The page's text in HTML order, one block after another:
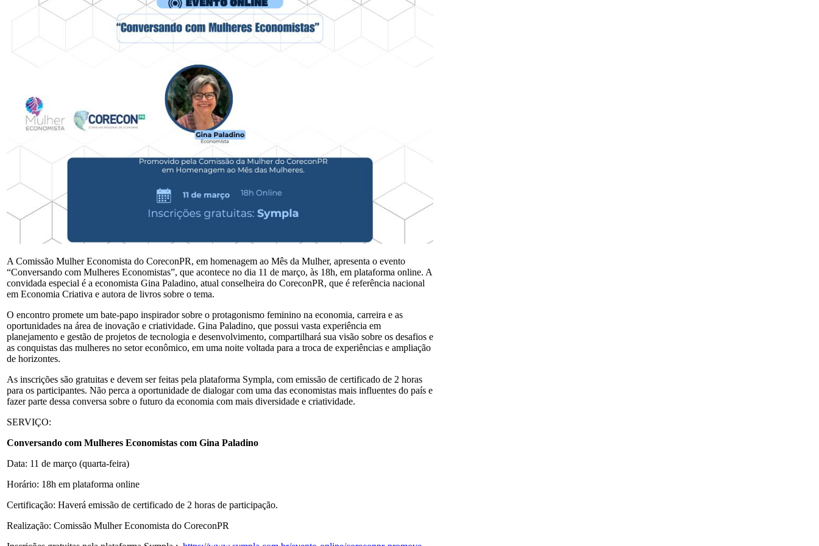
A Comissão Mulher Economista do CoreconPR, em homenagem ao Mês da Mulher, apresenta o evento
“Conversando com Mulheres Economistas”, que acontece no dia 11 de março, às 18h, em plataforma online. A
convidada especial é a economista Gina Paladino, atual conselheira do CoreconPR, que é referência nacional
em Economia Criativa e autora de livros sobre o tema.
O encontro promete um bate-papo inspirador sobre o protagonismo feminino na economia, carreira e as
oportunidades na área de inovação e criatividade. Gina Paladino, que possui vasta experiência em
planejamento e gestão de projetos de tecnologia e desenvolvimento, compartilhará sua visão sobre os desafios e
as conquistas das mulheres no setor econômico, em uma noite voltada para a troca de experiências e ampliação
de horizontes.
As inscrições são gratuitas e devem ser feitas pela plataforma Sympla, com emissão de certificado de 2 horas
para os participantes. Não perca a oportunidade de dialogar com uma das economistas mais influentes do país e
fazer parte dessa conversa sobre o futuro da economia com mais diversidade e criatividade.
SERVIÇO:
Conversando com Mulheres Economistas com Gina Paladino
Data: 11 de março (quarta-feira)
Horário: 18h em plataforma online
Certificação: Haverá emissão de certificado de 2 horas de participação.
Realização: Comissão Mulher Economista do CoreconPR